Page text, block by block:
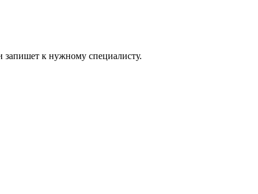
к нужному специалисту.